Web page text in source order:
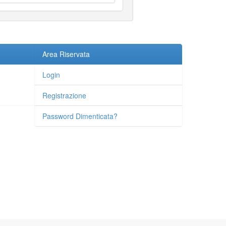
Area Riservata
Login
Registrazione
Password Dimenticata?